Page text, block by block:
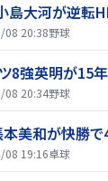
島大河が逆転
08 20:38野球
8強英明が15
08 20:34野球
美和が快勝で
08 19:16卓球